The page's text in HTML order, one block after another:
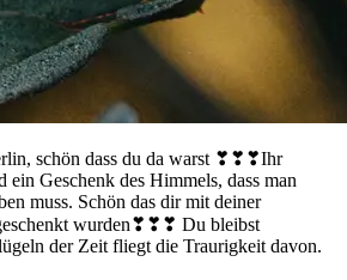
schön dass du da warst ❣❣❣Ihr
ein Geschenk des Himmels, dass man
muss. Schön das dir mit deiner
wurden❣❣❣ Du bleibst
der Zeit fliegt die Traurigkeit davon.